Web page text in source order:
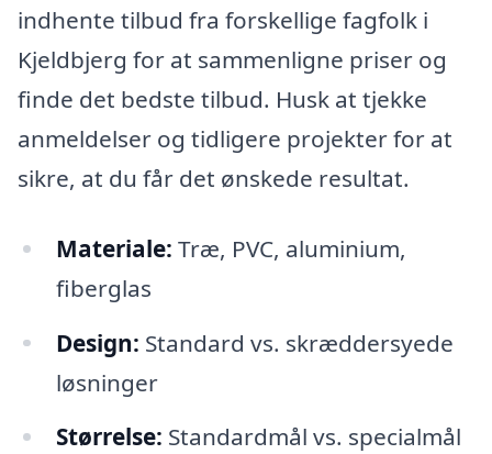
indhente tilbud fra forskellige fagfolk i
Kjeldbjerg for at sammenligne priser og
finde det bedste tilbud. Husk at tjekke
anmeldelser og tidligere projekter for at
sikre, at du får det ønskede resultat.
Materiale: Træ, PVC, aluminium,
fiberglas
Design: Standard vs. skræddersyede
løsninger
Størrelse: Standardmål vs. specialmål